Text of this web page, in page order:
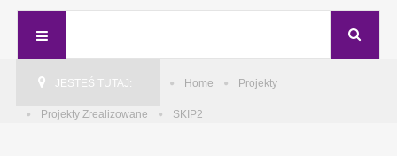
JESTEŚ TUTAJ: Home Projekty
Projekty Zrealizowane SKIP2